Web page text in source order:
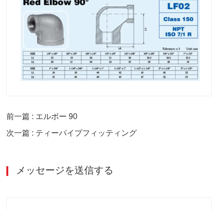
前一篇 : エルボー 90
次一篇 : ティーパイプフィッティング
メッセージを送信する